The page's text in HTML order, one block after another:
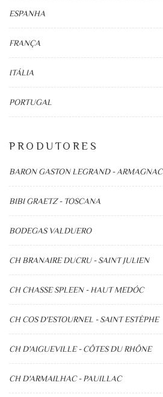
ESPANHA
FRANÇA
ITÁLIA
PORTUGAL
PRODUTORES
BARON GASTON LEGRAND - ARMAGNAC
BIBI GRAETZ - TOSCANA
BODEGAS VALDUERO
CH BRANAIRE DUCRU - SAINT JULIEN
CH CHASSE SPLEEN - HAUT MEDÓC
CH COS D'ESTOURNEL - SAINT ESTÈPHE
CH D'AIGUEVILLE - CÔTES DU RHÔNE
CH D'ARMAILHAC - PAUILLAC